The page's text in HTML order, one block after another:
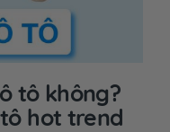
tô không?
hot trend